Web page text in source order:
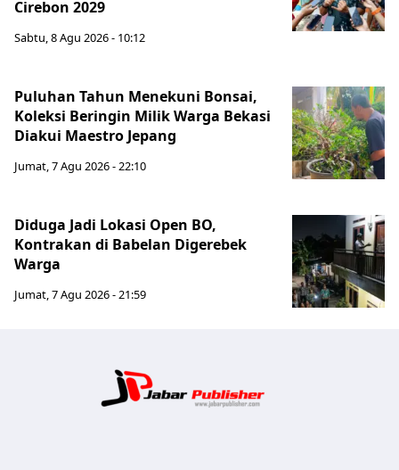
Cirebon 2029
Sabtu, 8 Agu 2026 - 10:12
Puluhan Tahun Menekuni Bonsai,
Koleksi Beringin Milik Warga Bekasi
Diakui Maestro Jepang
Jumat, 7 Agu 2026 - 22:10
Diduga Jadi Lokasi Open BO,
Kontrakan di Babelan Digerebek
Warga
Jumat, 7 Agu 2026 - 21:59